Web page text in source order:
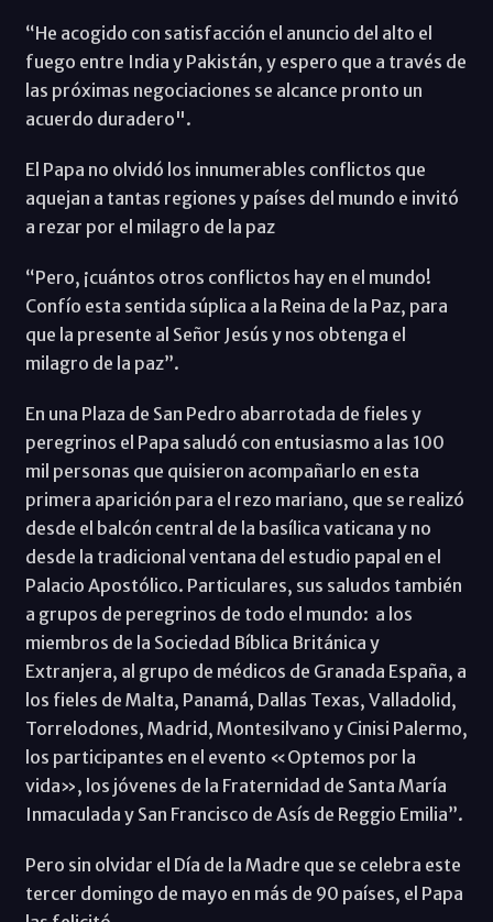
“He acogido con satisfacción el anuncio del alto el
fuego entre India y Pakistán, y espero que a través de
las próximas negociaciones se alcance pronto un
acuerdo duradero".
El Papa no olvidó los innumerables conflictos que
aquejan a tantas regiones y países del mundo e invitó
a rezar por el milagro de la paz
“Pero, ¡cuántos otros conflictos hay en el mundo!
Confío esta sentida súplica a la Reina de la Paz, para
que la presente al Señor Jesús y nos obtenga el
milagro de la paz”.
En una Plaza de San Pedro abarrotada de fieles y
peregrinos el Papa saludó con entusiasmo a las 100
mil personas que quisieron acompañarlo en esta
primera aparición para el rezo mariano, que se realizó
desde el balcón central de la basílica vaticana y no
desde la tradicional ventana del estudio papal en el
Palacio Apostólico. Particulares, sus saludos también
a grupos de peregrinos de todo el mundo: a los
miembros de la Sociedad Bíblica Británica y
Extranjera, al grupo de médicos de Granada España, a
los fieles de Malta, Panamá, Dallas Texas, Valladolid,
Torrelodones, Madrid, Montesilvano y Cinisi Palermo,
los participantes en el evento «Optemos por la
vida», los jóvenes de la Fraternidad de Santa María
Inmaculada y San Francisco de Asís de Reggio Emilia”.
Pero sin olvidar el Día de la Madre que se celebra este
tercer domingo de mayo en más de 90 países, el Papa